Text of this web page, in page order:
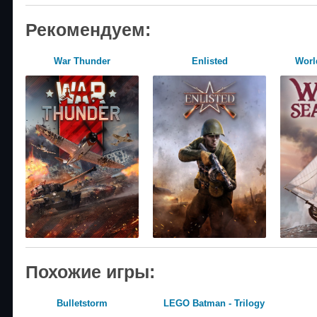
Рекомендуем:
War Thunder Enlisted
Похожие игры:
Bulletstorm LEGO Batman - Trilogy